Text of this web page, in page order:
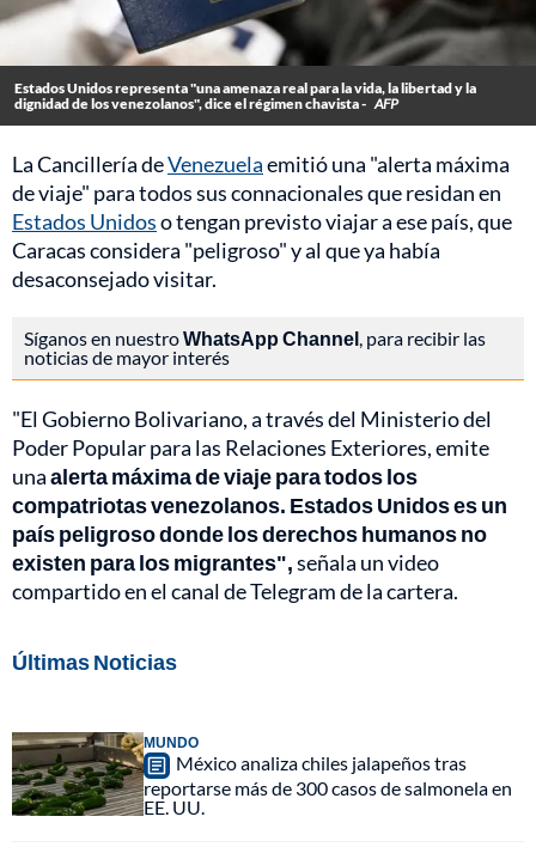
Estados Unidos representa "una amenaza real para la vida, la libertad y la
dignidad de los venezolanos", dice el régimen chavista - AFP
La Cancillería deVenezuelaemitió una "alerta máxima
de viaje" para todos sus connacionales que residan en
Estados Unidoso tengan previsto viajar a ese país, que
Caracas considera "peligroso" y al que ya había
desaconsejado visitar.
Síganos en nuestroWhatsApp Channel, para recibir las
noticias de mayor interés
"El Gobierno Bolivariano, a través del Ministerio del
Poder Popular para las Relaciones Exteriores, emite
unaalerta máxima de viaje para todos los
compatriotas venezolanos. Estados Unidos es un
país peligroso donde los derechos humanos no
existen para los migrantes",señala un video
compartido en el canal de Telegram de la cartera.
Últimas Noticias
MUNDO
México analiza chiles jalapeños tras
reportarse más de 300 casos de salmonela en
EE. UU.